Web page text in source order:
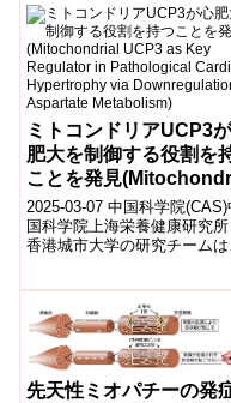
を予測する機械学習モデルを
発した。...
ミトコンドリアUCP3
肥大を制御する役割を
ことを発見
UCP3 as Key
in Pathological
Hypertrophy via
Aspartate Metabolism)
2025-03-07 中国科学院(CAS)
国科学院上海栄養健康研究所
香港城市大学の研究チームは
先天性ミオパチーの発